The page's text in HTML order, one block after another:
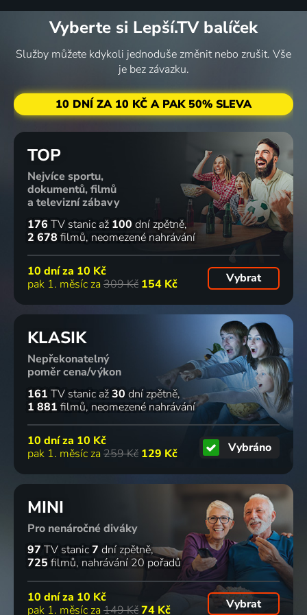
Vyberte si Lepší.TV balíček
Služby můžete kdykoli jednoduše změnit nebo zrušit. Vše
je bez závazku.
10 DNÍ ZA 10 KČ A PAK 50% SLEVA
TOP
Nejvíce sportu,
dokumentů, filmů
a televizní zábavy
176 TV stanic až 100 dní zpětně
2 678 filmů neomezené nahrávání
10 dní za 10 Kč
pak 1. měsíc za 309 Kč 154 Kč Vybrat
KLASIK
Nepřekonatelný
poměr cena/výkon
161 TV stanic až30 dní zpětně
1 881 filmů neomezené nahrávání
10 dní za 10 Kč
pak 1. měsíc za 259 Kč 129 Kč Vybráno
MINI
Pro nenáročné diváky
97 TV stanic7 dní zpětně
725 filmů nahrávání 20 pořadů
10 dní za 10 Kč
pak 1. měsíc za 149 Kč74 Kč Vybrat